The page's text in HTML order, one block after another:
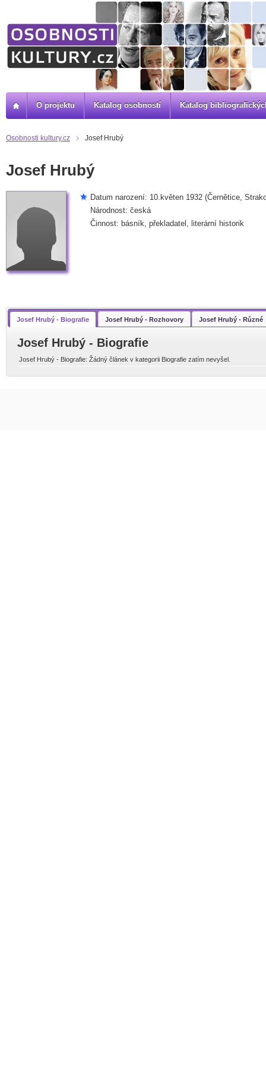
Osobnosti kultury.cz Josef Hrubý
Josef Hrubý
Datum narození: 10.květen 1932 (Černětice,
Národnost: česká
Činnost: básník, překladatel, literární historik
Josef Hrubý - Biografie Josef Hrubý - Rozhovory Josef Hrubý - Různé
Josef Hrubý - Biografie
Josef Hrubý - Biografie: Žádný článek v kategorii Biografie zatím nevyšel.
O projektu Katalog osobností Katalog